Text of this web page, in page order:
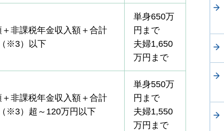
非課税年金収入額＋合計
※3）以下
単身650万
円まで
夫婦1,650
万円まで
非課税年金収入額＋合計
※3）超～120万円以下
単身550万
円まで
夫婦1,550
万円まで